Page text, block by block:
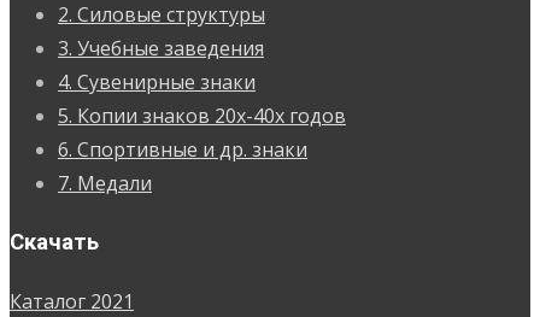
2. Силовые структуры
3. Учебные заведения
4. Сувенирные знаки
5. Копии знаков 20х-40х годов
6. Спортивные и др. знаки
7. Медали
Скачать
Каталог 2021